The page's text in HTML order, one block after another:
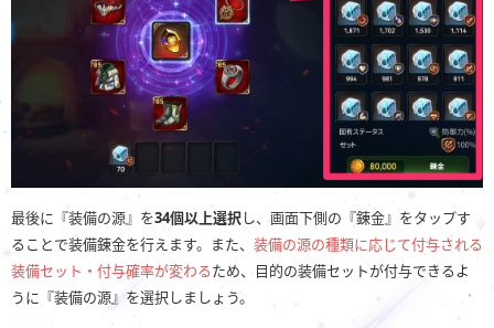
最後に『装備の源』を34個以上選択し、画面下側の『錬金』をタップす
ることで装備錬金を行えます。また、 装備の源の種類に応じて付与される
装備セット・付与確率が変わるため、目的の装備セットが付与できるよ
うに『装備の源』を選択しましょう。